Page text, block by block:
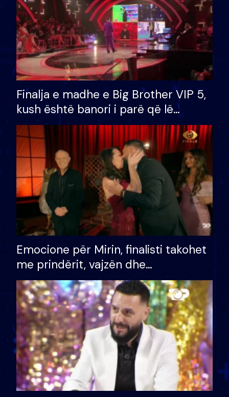
Finalja e madhe e Big Brother VIP 5,
kush është banori i parë që lë
shtëpinë dhe humb mundësinë për
të fituar çmimin e madh
Emocione për Mirin, finalisti takohet
me prindërit, vajzën dhe
bashkëshorten: S’kemi ndonjë letër
divorci apo jo?